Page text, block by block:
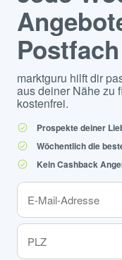
Postfach
marktguru hilft dir
aus deiner Nähe zu
kostenfrei.
Prospekte deiner
Wöchentlich die
Kein Cashback